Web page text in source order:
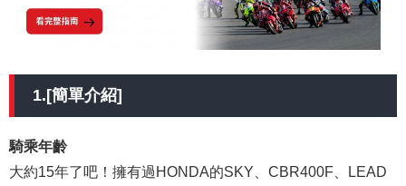
1.[簡單介紹]
騎乘年齡
大約15年了吧！擁有過HONDA的SKY、CBR400F、LEAD